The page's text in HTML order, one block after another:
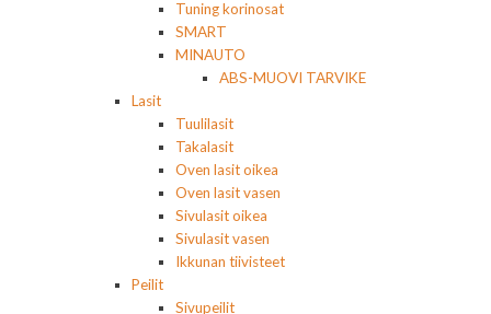
Tuning korinosat
SMART
MINAUTO
ABS-MUOVI TARVIKE
Lasit
Tuulilasit
Takalasit
Oven lasit oikea
Oven lasit vasen
Sivulasit oikea
Sivulasit vasen
Ikkunan tiivisteet
Peilit
Sivupeilit